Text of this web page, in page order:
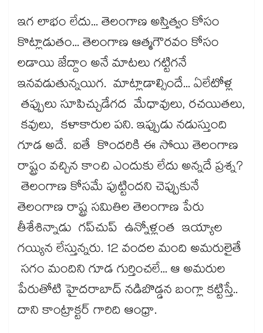
ఇగ లాభం లేదు... తెలంగాణ అస్తిత్వం కోసం
కొట్లాడుతం... తెలంగాణ ఆత్మగౌరవం కోసం
లడాయి జేద్దాం అనే మాటలు గట్టిగనే
ఇనవడుతున్నయిగ. మాట్లాడాల్సిందే... ఏలేటోళ్ల
తప్పులు సూపిచ్చుడేగద మేధావులు, రచయితలు,
కవులు, కళాకారుల పని. ఇప్పుడు నడుస్తుంది
గూడ అదే. ఐతే కొందరికి ఈ సోయి తెలంగాణ
రాష్ట్రం వచ్చిన కాంచి ఎందుకు లేదు అన్నదే ప్రశ్న?
తెలంగాణ కోసమే పుట్టిందని చెప్పుకునే
తెలంగాణ రాష్ట్ర సమితిల తెలంగాణ పేరు
తీశేశిన్నాడు గప్​చుప్ ఉన్నోళ్లంత ఇయ్యాల
గయ్యిన లేస్తున్నరు. 12 వందల మంది అమరులైతే
సగం మందిని గూడ గుర్తించలే... ఆ అమరుల
పేరుతోటి హైదరాబాద్ నడిబొడ్డన బంగ్లా కట్టిస్తే..
దాని కాంట్రాక్టర్ గారిది ఆంధ్రా.